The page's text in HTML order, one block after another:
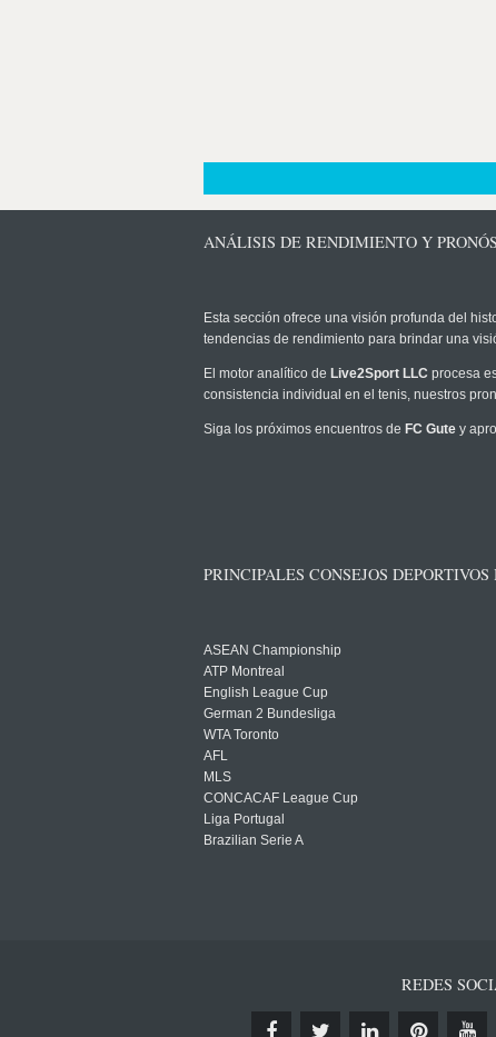
ANÁLISIS DE RENDIMIENTO Y
Esta sección ofrece una visión profunda del
tendencias de rendimiento para brindar una
El motor analítico de Live2Sport LLC procesa
consistencia individual en el tenis, nuestros
Siga los próximos encuentros de FC Gute y
PRINCIPALES CONSEJOS DEPORTIVOS
ASEAN Championship
ATP Montreal
English League Cup
German 2 Bundesliga
WTA Toronto
AFL
MLS
CONCACAF League Cup
Liga Portugal
Brazilian Serie A
REDES